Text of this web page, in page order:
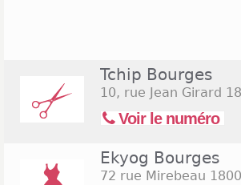
une zone commerciale. Ces
généralement de 9h à 19h. Les
Tchip Bourges
10, rue Jean Girard
Voir le numéro
Ekyog Bourges
72 rue Mirebeau